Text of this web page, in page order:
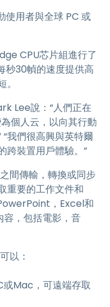
使用者與全球 PC 或
CPU芯片組進行了
秒30幀的速度提供高
Lee說：“人們正在
個人云，以向其行動
我們很高興與英特爾
裝置用戶體驗。”
間傳輸，轉換或同步
重要的工作文件和
，Excel和
，包括電影，音
以：
或Mac，可遠端存取